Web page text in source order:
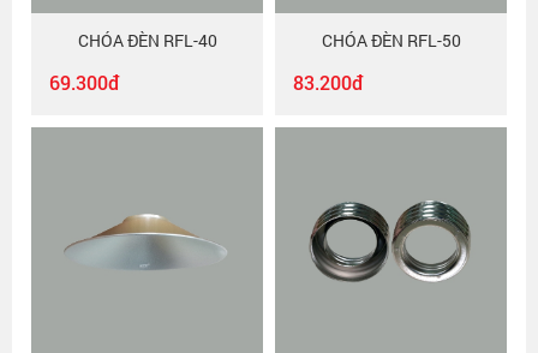
CHÓA ĐÈN RFL-40
69.300đ
CHÓA ĐÈN RFL-50
83.200đ